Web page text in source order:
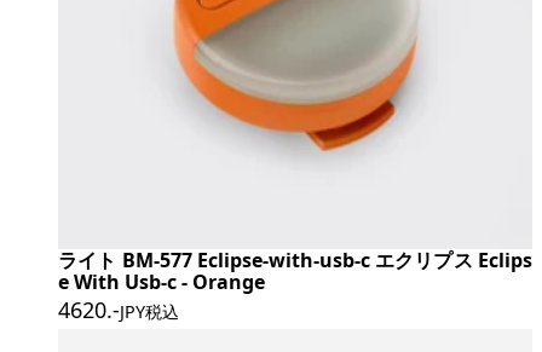
ライト BM-577 Eclipse-with-usb-c エクリプス Eclips
e With Usb-c - Orange
4620.-JPY税込